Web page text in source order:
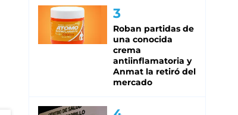
Roban partidas de
una conocida
crema
antiinflamatoria y
Anmat la retiró del
mercado